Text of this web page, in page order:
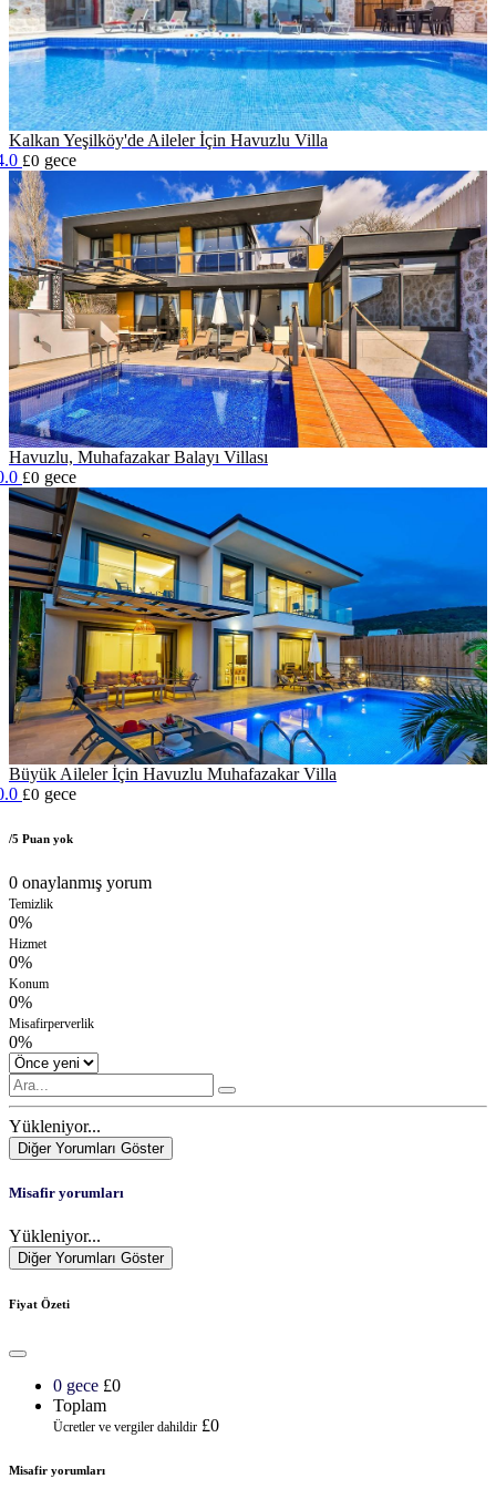
Kalkan Yeşilköy'de Aileler İçin Havuzlu Villa
£0 gece
Havuzlu, Muhafazakar Balayı Villası
£0 gece
Büyük Aileler İçin Havuzlu Muhafazakar Villa
£0 gece
/5 Puan yok
0 onaylanmış yorum
Temizlik
0%
Hizmet
0%
Konum
0%
Misafirperverlik
0%
Yükleniyor...
Diğer Yorumları Göster
Misafir yorumları
Yükleniyor...
Diğer Yorumları Göster
Fiyat Özeti
0 gece £0
Toplam
Ücretler ve vergiler dahildir £0
Misafir yorumları